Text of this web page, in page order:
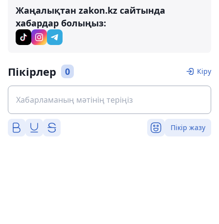
Жаңалықтан zakon.kz сайтында
хабардар болыңыз:
Пікірлер 0 Кіру
Пікір жазу